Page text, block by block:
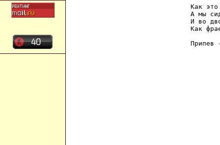
Как
А мы
И во
Как
Припев